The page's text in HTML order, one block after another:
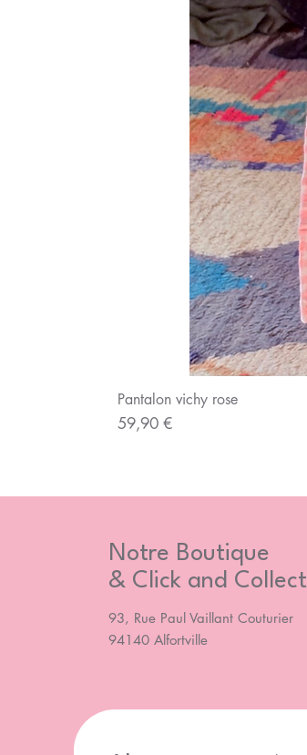
Pantalon vichy rose
Prix
59,90 €
Notre Boutique
& Click and Collect
93, Rue Paul Vaillant Couturier
94140 Alfortville